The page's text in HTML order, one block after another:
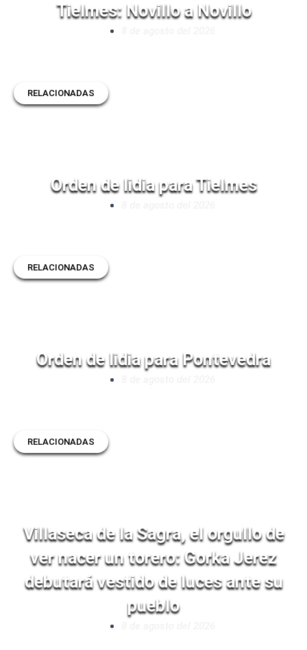
Tielmes: Novillo a Novillo
RELACIONADAS
Orden de lidia para Tielmes
RELACIONADAS
Orden de lidia para Pontevedra
RELACIONADAS
Villaseca de la Sagra, el orgullo de
ver nacer un torero: Gorka Jerez
debutará vestido de luces ante su
pueblo